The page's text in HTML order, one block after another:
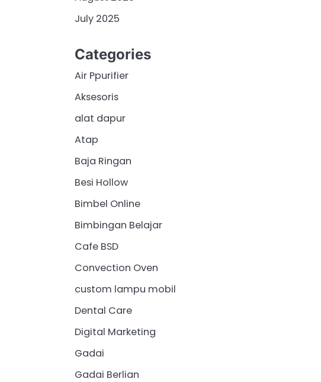
July 2025
Categories
Air Ppurifier
Aksesoris
alat dapur
Atap
Baja Ringan
Besi Hollow
Bimbel Online
Bimbingan Belajar
Cafe BSD
Convection Oven
custom lampu mobil
Dental Care
Digital Marketing
Gadai
Gadai Berlian